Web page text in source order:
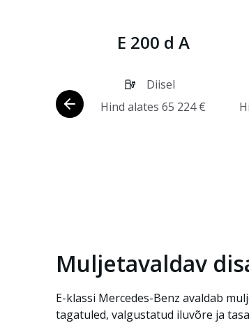
E 200 d A
Diisel
Hind alates 65 224€
Muljetavaldav
E-klassi Mercedes-Benz avaldab
tagatuled, valgustatud iluvõre ja